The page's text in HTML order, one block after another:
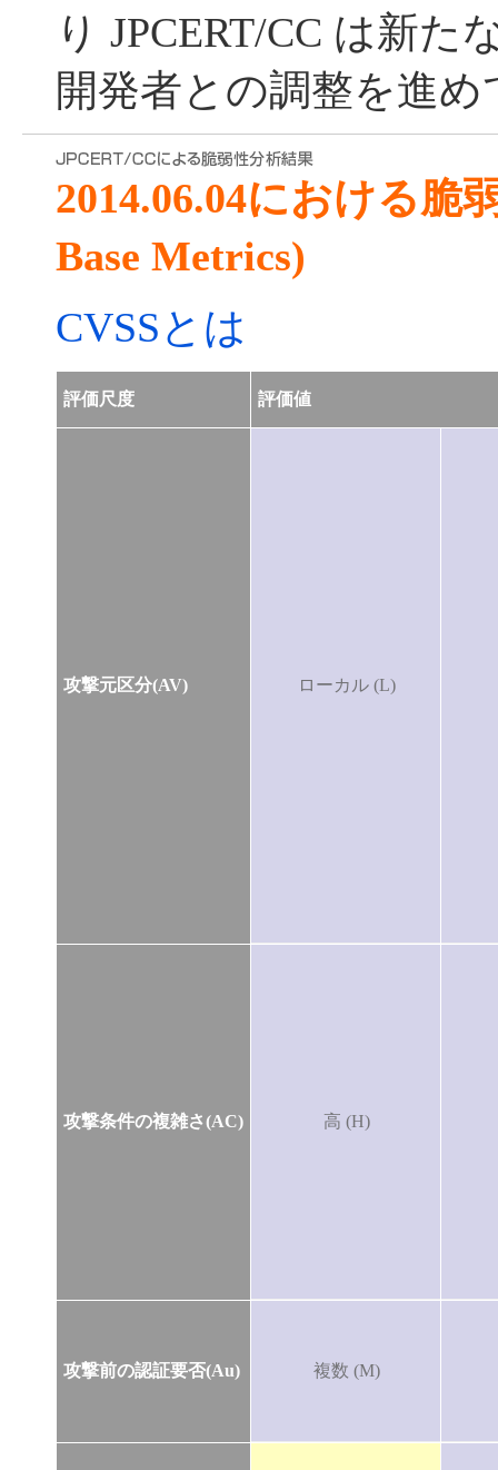
り JPCERT/CC は新た
開発者との調整を進
2014.06.04における脆
Base Metrics)
CVSSとは
評価尺度 評価値
攻撃元区分(AV) ローカル (L)
攻撃条件の複雑さ(AC) 高 (H)
攻撃前の認証要否(Au) 複数 (M)